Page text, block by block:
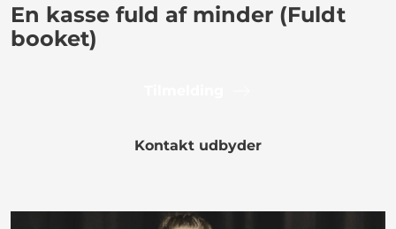
En kasse fuld af minder (Fuldt
booket)
Kontakt udbyder